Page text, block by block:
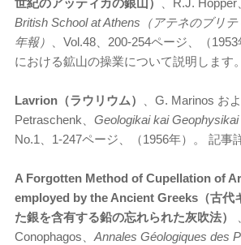
世紀のアッティカの銀山）
、R.J. Hopper
British School at Athens（アテネのブリ
年報）
、Vol.48、200-254ページ、（
における鉱山の操業について説明します。
Lavrion（ラウリウム）
、G. Marinos お
Petraschenk、 Geologikai kai
No.1、1-247ページ、（1956年）。 記事
A Forgotten Method of Cupellation of
employed by the Ancient Greeks（古代
た銀を含有する鉛の忘れられた灰吹法）
Conophagos、 Annales Géologiques des